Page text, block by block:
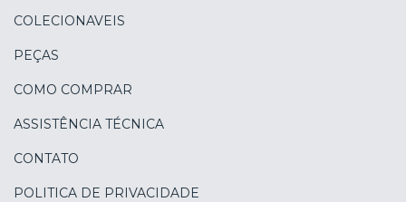
COLECIONAVEIS
PEÇAS
COMO COMPRAR
ASSISTÊNCIA TÉCNICA
CONTATO
POLITICA DE PRIVACIDADE